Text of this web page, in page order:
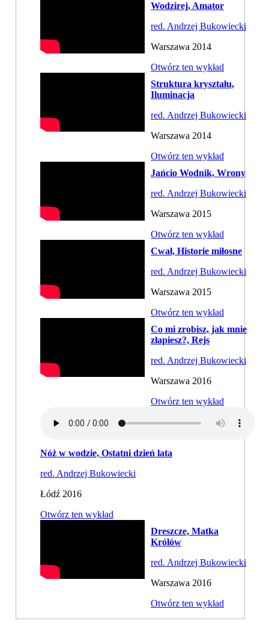
Wodzirej, Amator
red. Andrzej Bukowiecki
Warszawa 2014
Otwórz ten wykład
Struktura kryształu,
Iluminacja
red. Andrzej Bukowiecki
Warszawa 2014
Otwórz ten wykład
Jańcio Wodnik, Wrony
red. Andrzej Bukowiecki
Warszawa 2015
Otwórz ten wykład
Cwał, Historie miłosne
red. Andrzej Bukowiecki
Warszawa 2015
Otwórz ten wykład
Co mi zrobisz, jak mnie
złapiesz?, Rejs
red. Andrzej Bukowiecki
Warszawa 2016
Otwórz ten wykład
Nóż w wodzie, Ostatni dzień lata
red. Andrzej Bukowiecki
Łódź 2016
Otwórz ten wykład
Dreszcze, Matka
Królów
red. Andrzej Bukowiecki
Warszawa 2016
Otwórz ten wykład